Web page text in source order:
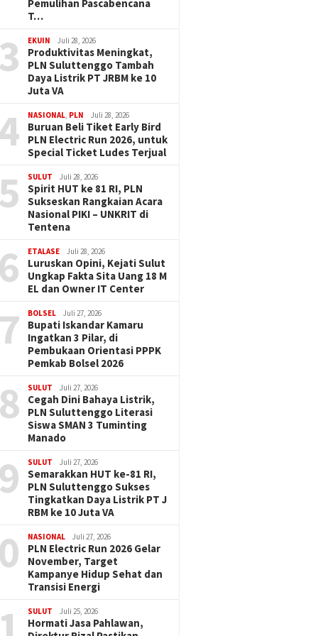
Pemulihan Pascabencana
T…
EKUIN Juli 28, 2026
Produktivitas Meningkat,
PLN Suluttenggo Tambah
Daya Listrik PT JRBM ke 10
Juta VA
NASIONAL PLN Juli 28, 2026
Buruan Beli Tiket Early Bird
PLN Electric Run 2026, untuk
Special Ticket Ludes Terjual
SULUT Juli 28, 2026
Spirit HUT ke 81 RI, PLN
Sukseskan Rangkaian Acara
Nasional PIKI – UNKRIT di
Tentena
ETALASE Juli 28, 2026
Luruskan Opini, Kejati Sulut
Ungkap Fakta Sita Uang 18 M
EL dan Owner IT Center
BOLSEL Juli 27, 2026
Bupati Iskandar Kamaru
Ingatkan 3 Pilar, di
Pembukaan Orientasi PPPK
Pemkab Bolsel 2026
SULUT Juli 27, 2026
Cegah Dini Bahaya Listrik,
PLN Suluttenggo Literasi
Siswa SMAN 3 Tuminting
Manado
SULUT Juli 27, 2026
Semarakkan HUT ke-81 RI,
PLN Suluttenggo Sukses
Tingkatkan Daya Listrik PT J
RBM ke 10 Juta VA
NASIONAL Juli 27, 2026
PLN Electric Run 2026 Gelar
November, Target
Kampanye Hidup Sehat dan
Transisi Energi
SULUT Juli 25, 2026
Hormati Jasa Pahlawan,